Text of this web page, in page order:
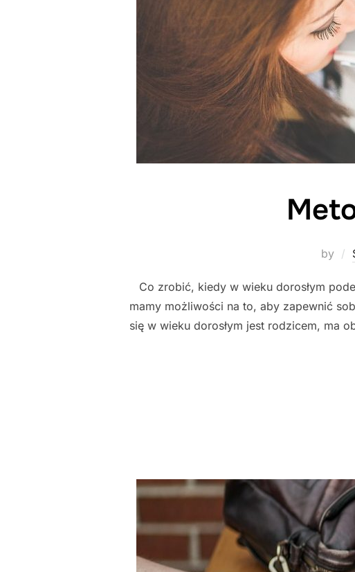
by
Co zrobić, kiedy w wieku dorosłym
mamy możliwości na to, aby zapewnić
się w wieku dorosłym jest rodzicem, ma